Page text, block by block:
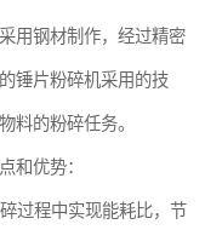
用钢材制作，经过精密
锤片粉碎机采用的技
料的粉碎任务。
和优势：
过程中实现能耗比，节